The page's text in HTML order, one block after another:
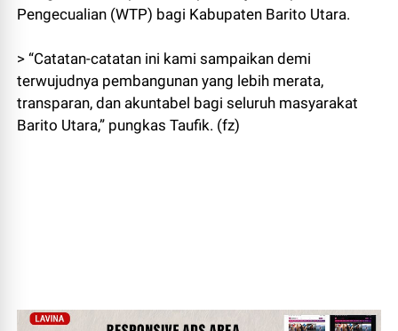
Pengecualian (WTP) bagi Kabupaten Barito Utara.
> “Catatan-catatan ini kami sampaikan demi
terwujudnya pembangunan yang lebih merata,
transparan, dan akuntabel bagi seluruh masyarakat
Barito Utara,” pungkas Taufik. (fz)